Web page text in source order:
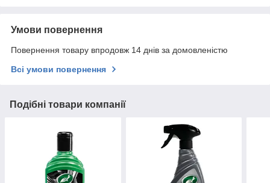
Умови повернення
Повернення товару впродовж 14 днів за домовленістю
Всі умови повернення
Подібні товари компанії